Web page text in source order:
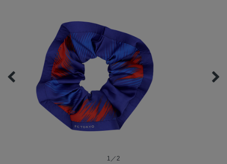
1／2